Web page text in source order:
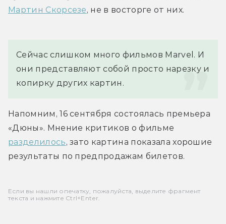
Мартин Скорсезе, не в восторге от них.
Сейчас слишком много фильмов Marvel. И
они представляют собой просто нарезку и
копирку других картин.
Напомним, 16 сентября состоялась премьера
разделилось, зато картина показала хорошие
результаты по предпродажам билетов.
Если вы нашли опечатку, пожалуйста, выделите фрагмент
текста и нажмите Ctrl+Enter.